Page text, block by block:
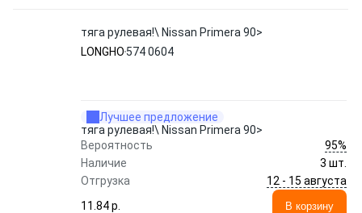
тяга рулевая!\ Nissan Primera 90>
LONGHO 574 0604
Лучшее предложение
тяга рулевая!\ Nissan Primera 90>
Вероятность
95%
Наличие
3 шт.
Отгрузка
12 - 15 августа
11.84 p.
В корзину